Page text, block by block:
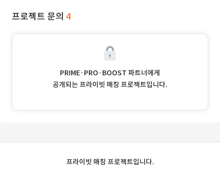
프로젝트 문의 4
PRIME·PRO·BOOST 파트너에게
공개되는 프라이빗 매칭 프로젝트입니다.
프라이빗 매칭 프로젝트입니다.